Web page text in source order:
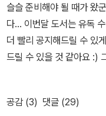
고 내밀한 공간으로 동시
직접적으로 이야기한 시
영의 시들 중에서 가장 개
개인적이라는 것은 다른
람의 생에서는 누구나 몇
장의 흥미로운 행태뿐만
계기가 마련될 것이다. 더
지막장을 덮을 때까지 관
'ksvioletta'님의 리뷰 (시,
요구하지도 말라.시는 이
슬슬 준비해야 될 때가 왔
다... 이번달 도서는 유독
더 빨리 공지해드릴 수 있
드릴 수 있을 것 같아요 :)
서는 늦지 않게 보내드리
공감 (3) 댓글 (29)